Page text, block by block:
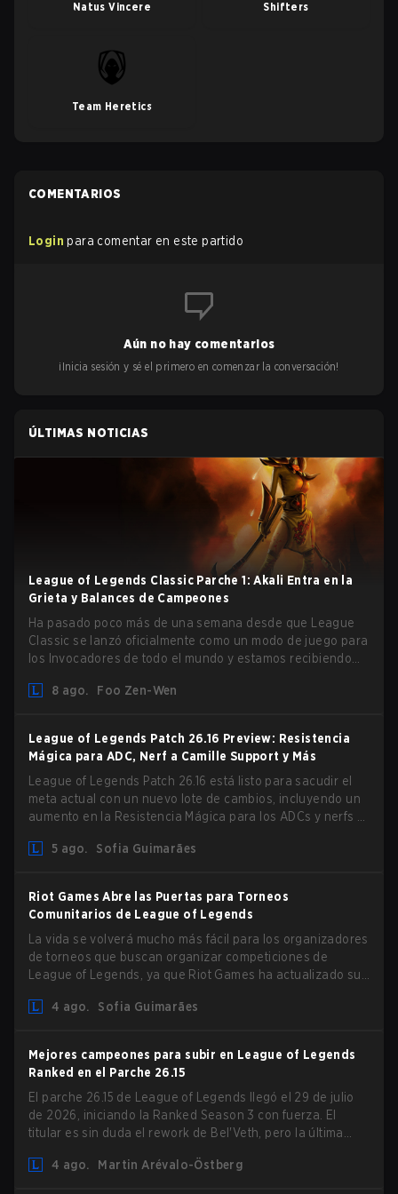
Natus Vincere Shifters
Team Heretics
COMENTARIOS
Login para comentar en este partido
Aún no hay comentarios
¡Inicia sesión y sé el primero en comenzar la conversación!
ÚLTIMAS NOTICIAS
League of Legends Classic Parche 1: Akali Entra en la
Grieta y Balances de Campeones
Ha pasado poco más de una semana desde que League
Classic se lanzó oficialmente como un modo de juego para
los Invocadores de todo el mundo y estamos recibiendo
Abundan los nuevos campeones, ajustes al gameplay y
8 ago. Foo Zen-Wen
League of Legends Patch 26.16 Preview: Resistencia
Mágica para ADC, Nerf a Camille Support y Más
League of Legends Patch 26.16 está listo para sacudir el
meta actual con un nuevo lote de cambios, incluyendo un
aumento en la Resistencia Mágica para los ADCs y nerfs a
5 ago.
Sofia Guimarães
Riot Games Abre las Puertas para Torneos
Comunitarios de League of Legends
La vida se volverá mucho más fácil para los organizadores
de torneos que buscan organizar competiciones de
League of Legends, ya que Riot Games ha actualizado sus
eliminan varias restricciones obsoletas.
4 ago. Sofia Guimarães
Mejores campeones para subir en League of Legends
Ranked en el Parche 26.15
El parche 26.15 de League of Legends llegó el 29 de julio
de 2026, iniciando la Ranked Season 3 con fuerza. El
titular es sin duda el rework de Bel'Veth, pero la última
necesarios a picks que estaban overperforming. Con un
4 ago. Martin Arévalo-Östberg